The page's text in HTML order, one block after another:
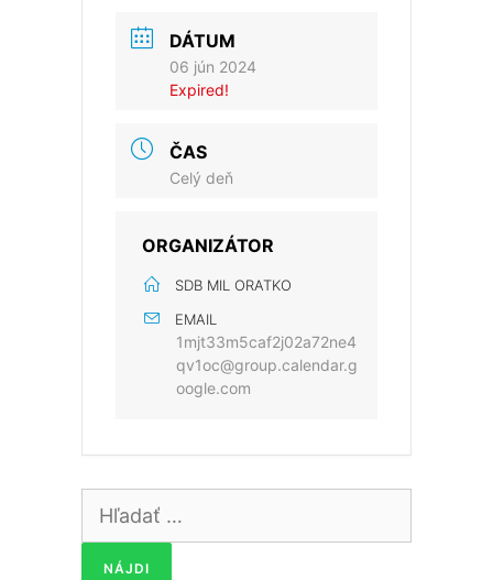
DÁTUM
06 jún 2024
Expired!
ČAS
Celý deň
ORGANIZÁTOR
SDB MIL ORATKO
EMAIL
1mjt33m5caf2j02a72ne4
qv1oc@group.calendar.g
oogle.com
Hľadať: